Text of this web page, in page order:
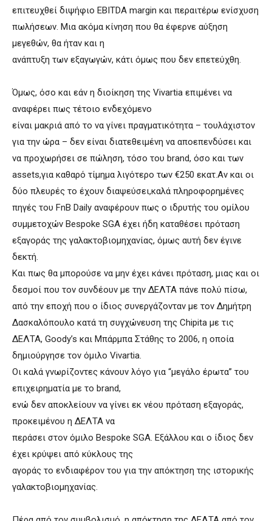
επιτευχθεί διψήφιο EBITDA margin και περαιτέρω ενίσχυση
πωλήσεων. Μια ακόμα κίνηση που θα έφερνε αύξηση
μεγεθών, θα ήταν και η
ανάπτυξη των εξαγωγών, κάτι όμως που δεν επετεύχθη.
Όμως, όσο και εάν η διοίκηση της Vivartia επιμένει να
αναφέρει πως τέτοιο ενδεχόμενο
είναι μακριά από το να γίνει πραγματικότητα – τουλάχιστον
για την ώρα – δεν είναι διατεθειμένη να αποεπενδύσει και
να προχωρήσει σε πώληση, τόσο του brand, όσο και των
assets,για καθαρό τίμημα λιγότερο των €250 εκατ.Αν και οι
δύο πλευρές το έχουν διαψεύσει,καλά πληροφορημένες
πηγές του FnB Daily αναφέρουν πως ο ιδρυτής του ομίλου
συμμετοχών Bespoke SGA έχει ήδη καταθέσει πρόταση
εξαγοράς της γαλακτοβιομηχανίας, όμως αυτή δεν έγινε
δεκτή.
Και πως θα μπορούσε να μην έχει κάνει πρόταση, μιας και οι
δεσμοί που τον συνδέουν με την ΔΕΛΤΑ πάνε πολύ πίσω,
από την εποχή που ο ίδιος συνεργάζονταν με τον Δημήτρη
Δασκαλόπουλο κατά τη συγχώνευση της Chipita με τις
ΔΕΛΤΑ, Goody’s και Μπάρμπα Στάθης το 2006, η οποία
δημιούργησε τον όμιλο Vivartia.
Οι καλά γνωρίζοντες κάνουν λόγο για “μεγάλο έρωτα” του
επιχειρηματία με το brand,
ενώ δεν αποκλείουν να γίνει εκ νέου πρόταση εξαγοράς,
προκειμένου η ΔΕΛΤΑ να
περάσει στον όμιλο Bespoke SGA. Εξάλλου και ο ίδιος δεν
έχει κρύψει από κύκλους της
αγοράς το ενδιαφέρον του για την απόκτηση της ιστορικής
γαλακτοβιομηχανίας.